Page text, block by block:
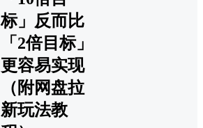
标」反而比
「2倍目标」
更容易实现
（附网盘拉
新玩法教